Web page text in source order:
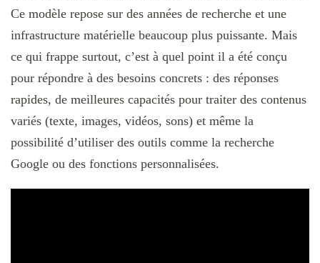
Ce modèle repose sur des années de recherche et une
infrastructure matérielle beaucoup plus puissante. Mais
ce qui frappe surtout, c’est à quel point il a été conçu
pour répondre à des besoins concrets : des réponses
rapides, de meilleures capacités pour traiter des contenus
variés (texte, images, vidéos, sons) et même la
possibilité d’utiliser des outils comme la recherche
Google ou des fonctions personnalisées.